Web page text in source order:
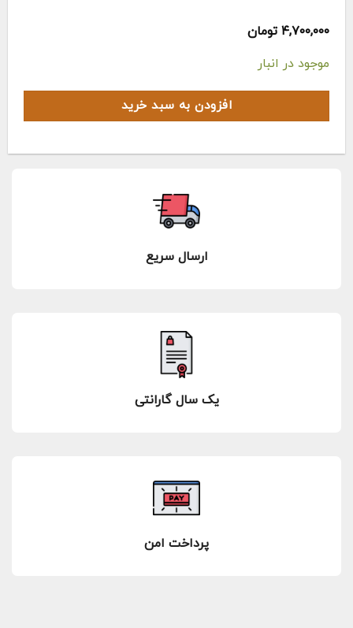
۴,۷۰۰,۰۰۰ تومان
موجود در انبار
افزودن به سبد خرید
ارسال سریع
یک سال گارانتی
پرداخت امن